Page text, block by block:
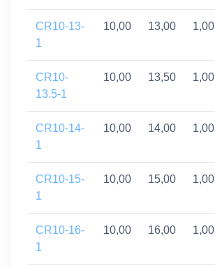
CR10-13-
1
10,00 13,00 1,00
CR10-
13.5-1
10,00 13,50 1,00
CR10-14-
1
10,00 14,00 1,00
CR10-15-
1
10,00 15,00 1,00
CR10-16-
1
10,00 16,00 1,00